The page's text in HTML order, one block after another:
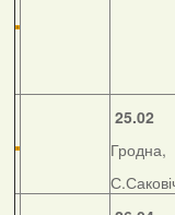
25.02
Гродна,